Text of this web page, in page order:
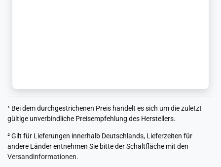
¹ Bei dem durchgestrichenen Preis handelt es sich um die zuletzt
gültige unverbindliche Preisempfehlung des Herstellers.
² Gilt für Lieferungen innerhalb Deutschlands, Lieferzeiten für
andere Länder entnehmen Sie bitte der Schaltfläche mit den
Versandinformationen.